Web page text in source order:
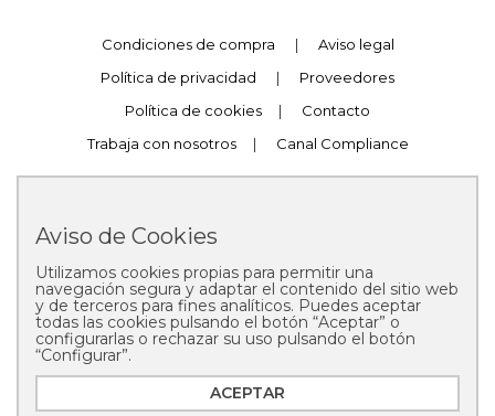
Condiciones de compra |
Aviso legal
Política de privacidad
|
Proveedores
Política de cookies
|
Contacto
Trabaja con nosotros
| Canal Compliance
Copyright © 2025 Pastelería Mallorca
Aviso de Cookies
Utilizamos cookies propias para permitir una
navegación segura y adaptar el contenido del sitio web
y de terceros para fines analíticos. Puedes aceptar
todas las cookies pulsando el botón “Aceptar” o
configurarlas o rechazar su uso pulsando el botón
“Configurar”.
ACEPTAR